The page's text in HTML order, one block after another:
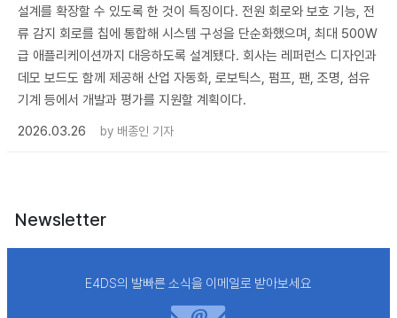
설계를 확장할 수 있도록 한 것이 특징이다. 전원 회로와 보호 기능, 전
류 감지 회로를 칩에 통합해 시스템 구성을 단순화했으며, 최대 500W
급 애플리케이션까지 대응하도록 설계됐다. 회사는 레퍼런스 디자인과
데모 보드도 함께 제공해 산업 자동화, 로보틱스, 펌프, 팬, 조명, 섬유
기계 등에서 개발과 평가를 지원할 계획이다.
2026.03.26
by 배종인 기자
Newsletter
E4DS의 발빠른 소식을 이메일로 받아보세요